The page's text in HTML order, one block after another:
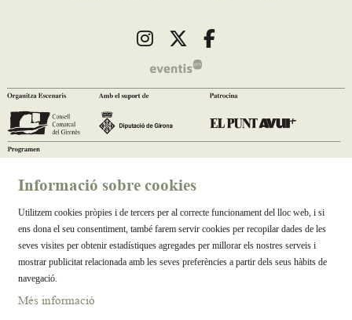
Link a instagram
Link a twitter
Link a facebook
Informació sobre cookies
Utilitzem cookies pròpies i de tercers per al correcte funcionament del lloc web, i si
ens dona el seu consentiment, també farem servir cookies per recopilar dades de les
seves visites per obtenir estadístiques agregades per millorar els nostres serveis i
mostrar publicitat relacionada amb les seves preferències a partir dels seus hàbits de
navegació.
Més informació